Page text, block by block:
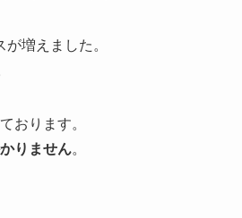
増えました。
おります。
りません。